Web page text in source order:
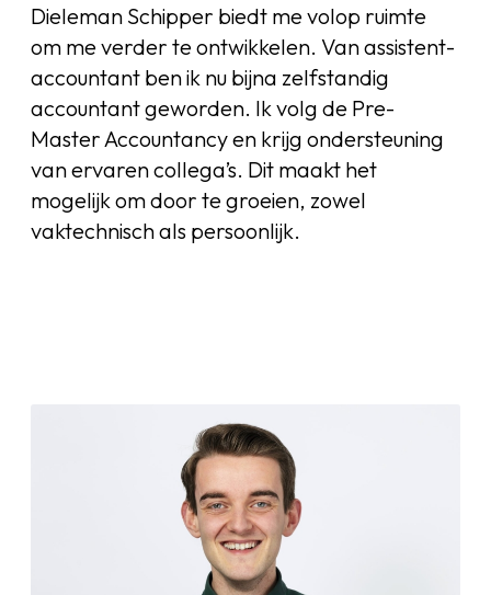
Dieleman Schipper biedt me volop ruimte
om me verder te ontwikkelen. Van assistent-
accountant ben ik nu bijna zelfstandig
accountant geworden. Ik volg de Pre-
Master Accountancy en krijg ondersteuning
van ervaren collega’s. Dit maakt het
mogelijk om door te groeien, zowel
vaktechnisch als persoonlijk.